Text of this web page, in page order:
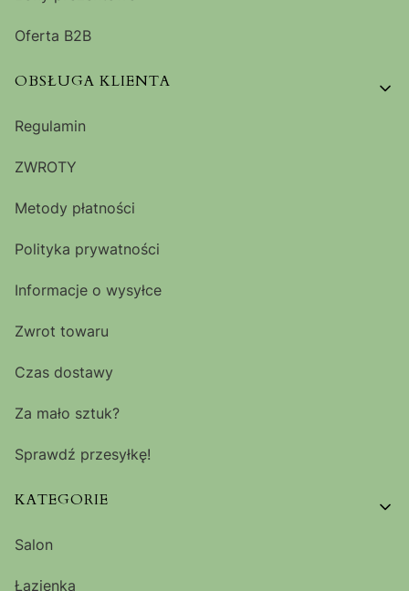
Oferta B2B
OBSŁUGA KLIENTA
Regulamin
ZWROTY
Metody płatności
Polityka prywatności
Informacje o wysyłce
Zwrot towaru
Czas dostawy
Za mało sztuk?
Sprawdź przesyłkę!
KATEGORIE
Salon
Łazienka